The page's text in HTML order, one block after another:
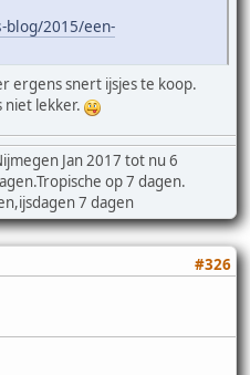
2015/een-
ergens snert ijsjes te koop.
niet lekker.
Jan 2017 tot nu 6
op 7 dagen.
7 dagen
#326